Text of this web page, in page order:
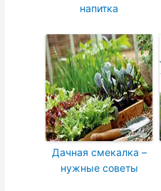
напитка
Дачная смекалка –
нужные советы